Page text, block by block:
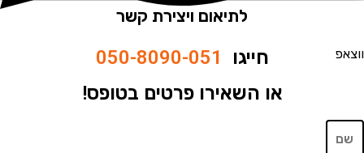
לתיאום ויצירת קשר
חייגו050-8090-051
או השאירו פרטים בטופס!